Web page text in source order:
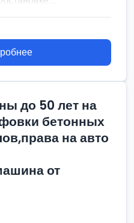
до 50 лет на
бетонных
на авто
от